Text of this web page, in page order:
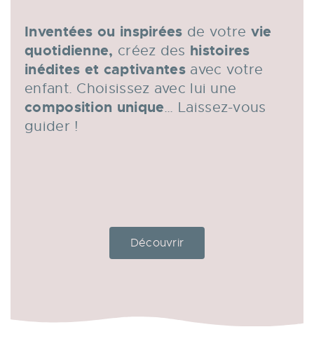
Inventées ou inspirées de votre vie
quotidienne, créez des histoires
inédites et captivantesavec votre
enfant. Choisissez avec lui une
composition unique… Laissez-vous
guider !
Découvrir